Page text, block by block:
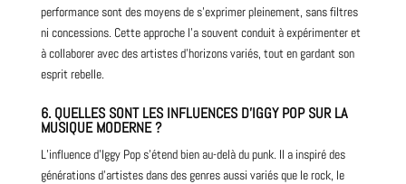
performance sont des moyens de s’exprimer pleinement, sans filtres
ni concessions. Cette approche l’a souvent conduit à expérimenter et
à collaborer avec des artistes d’horizons variés, tout en gardant son
esprit rebelle.
6. QUELLES SONT LES INFLUENCES D’IGGY POP SUR LA
MUSIQUE MODERNE ?
L’influence d’Iggy Pop s’étend bien au-delà du punk. Il a inspiré des
générations d’artistes dans des genres aussi variés que le rock, le